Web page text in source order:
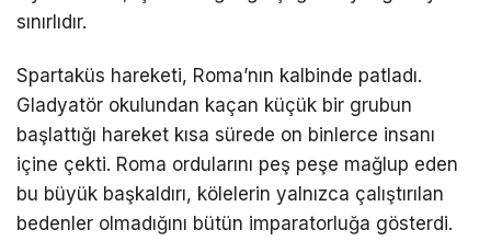
sınırlıdır.
Spartaküs hareketi, Roma’nın kalbinde patladı.
Gladyatör okulundan kaçan küçük bir grubun
başlattığı hareket kısa sürede on binlerce insanı
içine çekti. Roma ordularını peş peşe mağlup eden
bu büyük başkaldırı, kölelerin yalnızca çalıştırılan
bedenler olmadığını bütün imparatorluğa gösterdi.